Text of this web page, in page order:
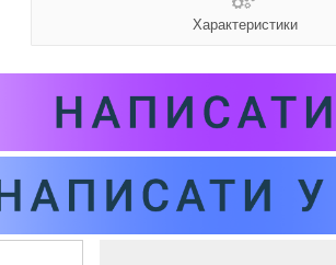
Характеристики